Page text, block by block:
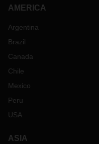
AMERICA
Argentina
Brazil
Canada
Chile
Mexico
Peru
USA
ASIA